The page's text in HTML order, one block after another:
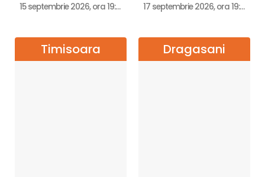
15 septembrie 2026, ora 19:30 17 septembrie 2026, ora 19:00
Timisoara Dragasani